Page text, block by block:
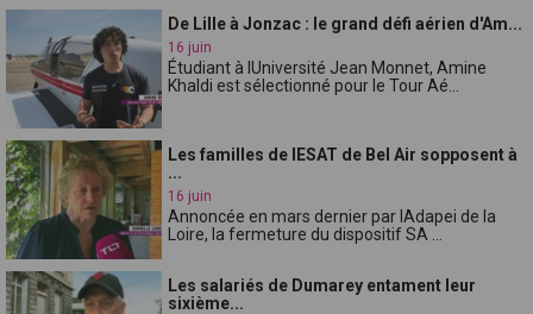
De Lille à Jonzac : le grand défi aérien d'Am...
16 juin
Étudiant à lUniversité Jean Monnet, Amine
Khaldi est sélectionné pour le Tour Aé...
Les familles de lESAT de Bel Air sopposent à
...
16 juin
Annoncée en mars dernier par lAdapei de la
Loire, la fermeture du dispositif SA ...
Les salariés de Dumarey entament leur
sixième...